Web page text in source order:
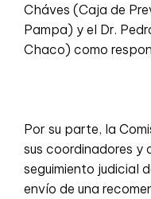
Cháves (Caja de
Pampa) y el Dr.
Chaco) como
Por su parte, la
sus coordinadores y
seguimiento judicial
envío de una